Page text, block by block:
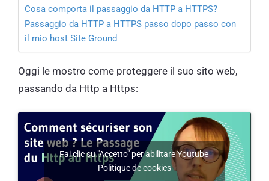
Cosa comporta il passaggio da HTTP a HTTPS?
Passaggio da HTTP a HTTPS passo dopo passo con
il mio host Site Ground
Oggi le mostro come proteggere il suo sito web,
passando da Http a Https:
Fai clic su "Accetto" per abilitare Youtube
Politique de cookies